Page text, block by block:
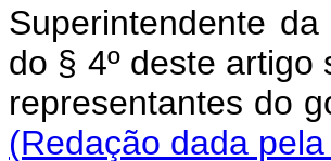
Superintendente
do § 4º deste
representantes
(Redação dada